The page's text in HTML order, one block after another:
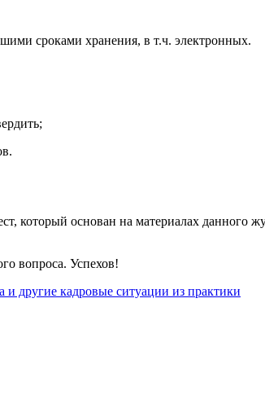
сроками хранения, в т.ч. электронных.
который основан на материалах данного
вопроса. Успехов!
и другие кадровые ситуации из практики